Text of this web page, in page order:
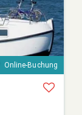
Online-Buchung